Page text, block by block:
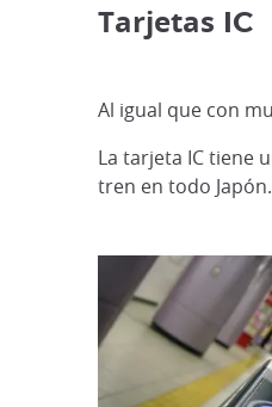
Tarjetas IC
Al igual que con
La tarjeta IC tiene
tren en todo Japón.